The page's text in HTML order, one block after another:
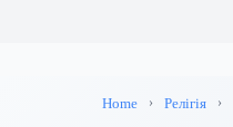
Home Релігія